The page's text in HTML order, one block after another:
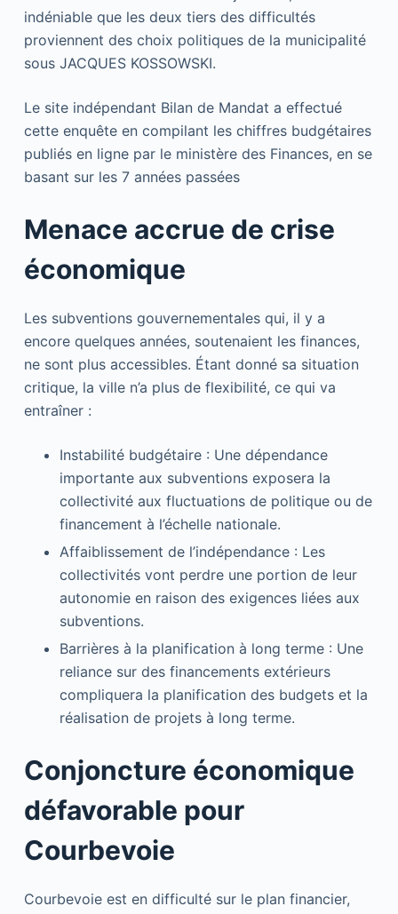
indéniable que les deux tiers des difficultés
proviennent des choix politiques de la municipalité
sous JACQUES KOSSOWSKI.
Le site indépendant Bilan de Mandat a effectué
cette enquête en compilant les chiffres budgétaires
publiés en ligne par le ministère des Finances, en se
basant sur les 7 années passées
Menace accrue de crise
économique
Les subventions gouvernementales qui, il y a
encore quelques années, soutenaient les finances,
ne sont plus accessibles. Étant donné sa situation
critique, la ville n’a plus de flexibilité, ce qui va
entraîner :
Instabilité budgétaire : Une dépendance
importante aux subventions exposera la
collectivité aux fluctuations de politique ou de
financement à l’échelle nationale.
Affaiblissement de l’indépendance : Les
collectivités vont perdre une portion de leur
autonomie en raison des exigences liées aux
subventions.
Barrières à la planification à long terme : Une
reliance sur des financements extérieurs
compliquera la planification des budgets et la
réalisation de projets à long terme.
Conjoncture économique
défavorable pour
Courbevoie
Courbevoie est en difficulté sur le plan financier,